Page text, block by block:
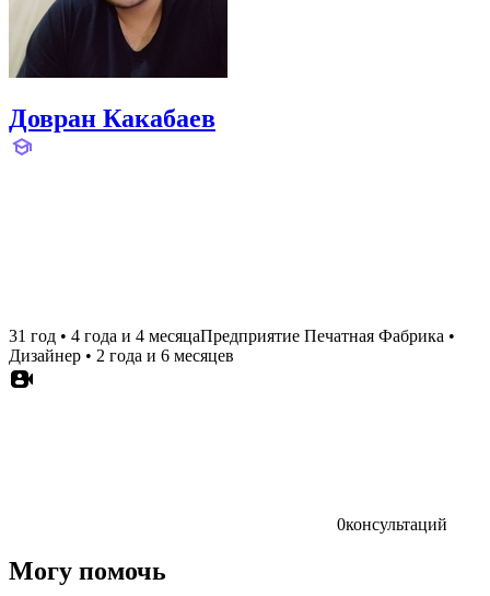
Довран Какабаев
31 год • 4 года и 4 месяцаПредприятие Печатная Фабрика •
Дизайнер • 2 года и 6 месяцев
0консультаций
Могу помочь